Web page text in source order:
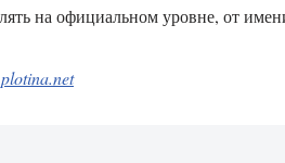
на официальном уровне, от